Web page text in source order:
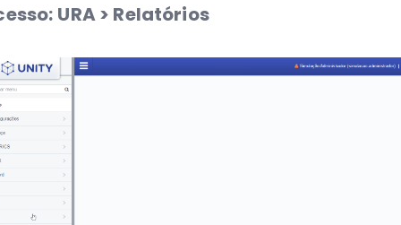
URA > Relatórios